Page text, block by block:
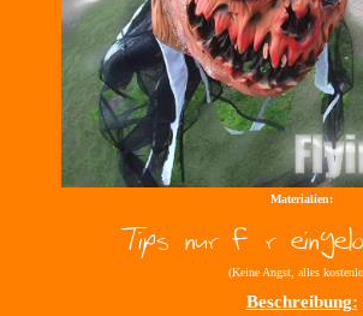
Materialien:
(Keine Angst, alles
Beschreibung: